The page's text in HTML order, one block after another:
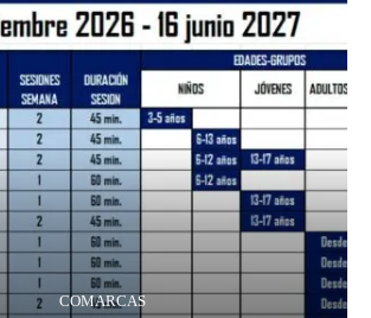
COMARCAS